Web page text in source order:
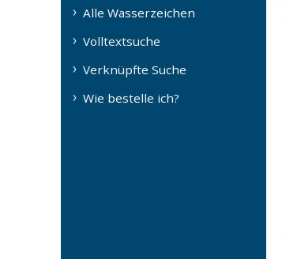
Alle Wasserzeichen
Volltextsuche
Verknüpfte Suche
Wie bestelle ich?